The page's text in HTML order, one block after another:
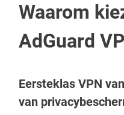
Waarom
AdGuard
Eersteklas VPN
van